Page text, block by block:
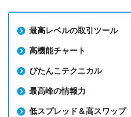
最高レベルの取引ツール
高機能チャート
ぴたんこテクニカル
最高峰の情報力
低スプレッド＆高スワップ